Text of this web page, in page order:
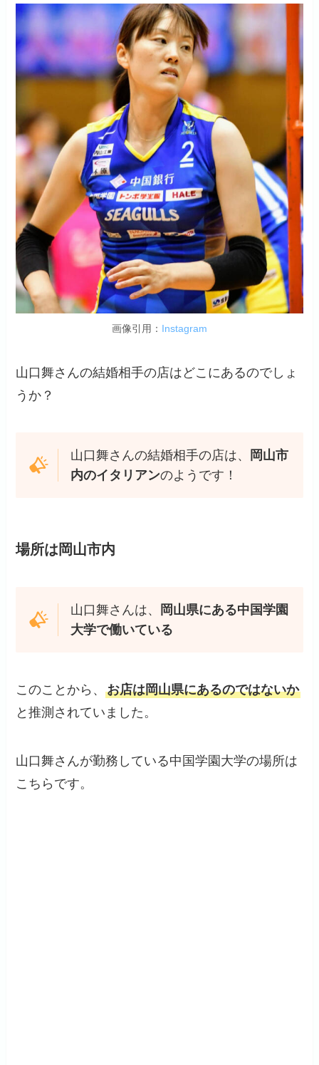
画像引用： Instagram
山口舞さんの結婚相手の店はどこにあるのでしょ
うか？
山口舞さんの結婚相手の店は、
岡山市
内のイタリアンのようです！
場所は岡山市内
山口舞さんは、
岡山県にある中国学園
大学で働いている
このことから、お店は岡山県にあるのではないか
と推測されていました。
山口舞さんが勤務している中国学園大学の場所は
こちらです。